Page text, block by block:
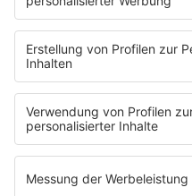
HOME
INFOS
Kontakt
Jobs & Praktika
Pressekontakt
Presse & Downloads
Wetter